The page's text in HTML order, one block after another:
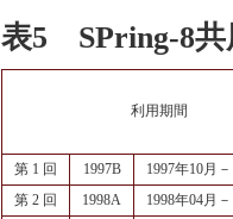
表5 SPring-8共
利用期間
第 1 回 1997B
1997年10月
第 2 回
1998A
1998年04月